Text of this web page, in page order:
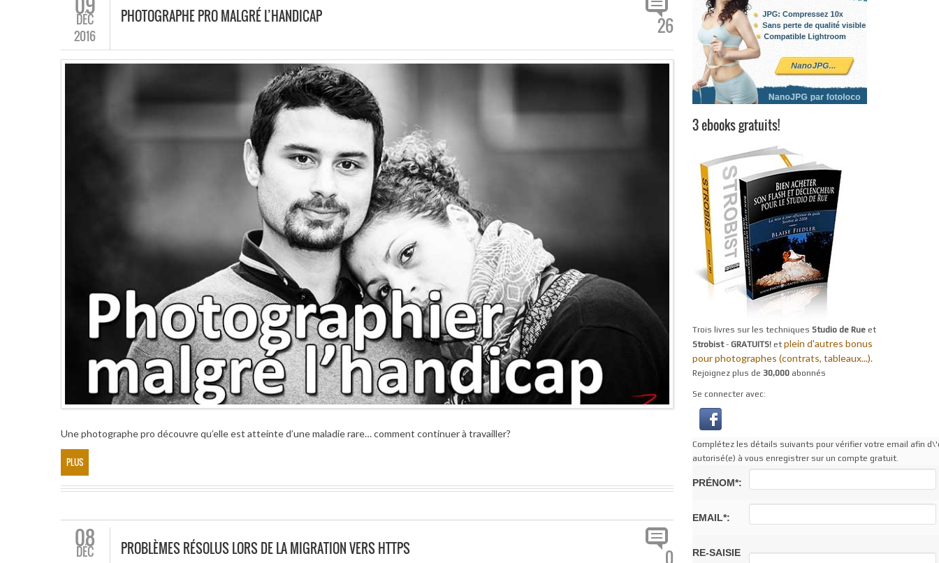
DÉC
2016
PHOTOGRAPHE PRO MALGRÉ L’HANDICAP 26
Une photographe pro découvre qu’elle est atteinte d’une maladie rare… comment continuer à travailler?
PLUS
08
DÉC
PROBLÈMES RÉSOLUS LORS DE LA MIGRATION VERS HTTPS 0
3 ebooks gratuits!
Trois livres sur les techniques Studio de Rueet
Strobist- GRATUITS! et plein d'autres bonus
pour photographes (contrats, tableaux...).
Rejoignez plus de 30,000abonnés
Se connecter avec:
Complétez les détails suivants pour vérifier votre email afin
autorisé(e) à vous enregistrer sur un compte gratuit.
PRÉNOM*:
EMAIL*:
RE-SAISIE